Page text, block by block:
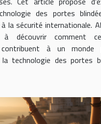
des portes
la sécurité internationale.
découvrir comment
contribuent à un monde
la technologie des portes